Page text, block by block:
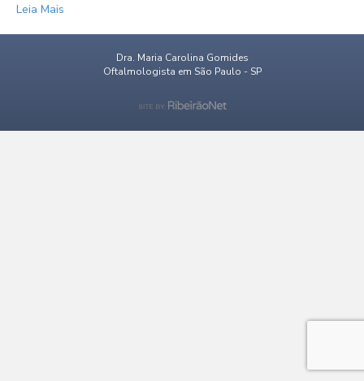
Leia Mais
Dra. Maria Carolina Gomides
Oftalmologista em São Paulo - SP